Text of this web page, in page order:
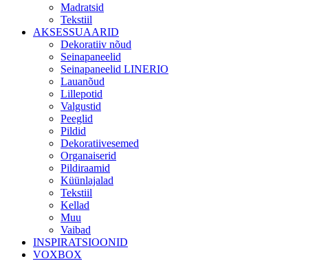
Madratsid
Tekstiil
AKSESSUAARID
Dekoratiiv nõud
Seinapaneelid
Seinapaneelid LINERIO
Lauanõud
Lillepotid
Valgustid
Peeglid
Pildid
Dekoratiivesemed
Organaiserid
Pildiraamid
Küünlajalad
Tekstiil
Kellad
Muu
Vaibad
INSPIRATSIOONID
VOXBOX